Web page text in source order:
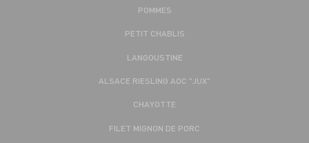
POMMES
PETIT CHABLIS
LANGOUSTINE
ALSACE RIESLING AOC "JUX"
CHAYOTTE
FILET MIGNON DE PORC